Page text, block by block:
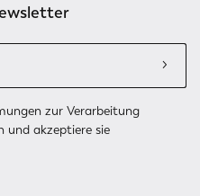
zur Verarbeitung
und akzeptiere sie